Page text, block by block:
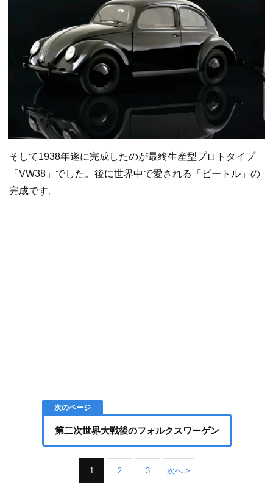
そして1938年遂に完成したのが最終生産型プロトタイプ
「VW38」でした。後に世界中で愛される「ビートル」の
完成です。
第二次世界大戦後のフォルクスワーゲン
1 2 3 次へ >